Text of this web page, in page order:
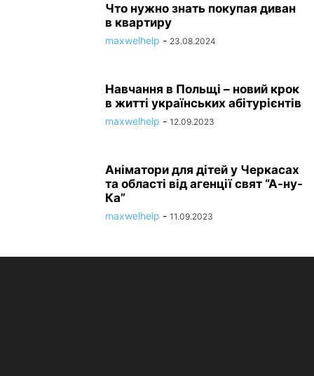
Что нужно знать покупая диван
в квартиру
maxwelhelp - 23.08.2024
Навчання в Польщі – новий крок
в житті українських абітурієнтів
maxwelhelp - 12.09.2023
Аніматори для дітей у Черкасах
та області від агенції свят “А-ну-
Ка”
maxwelhelp - 11.09.2023